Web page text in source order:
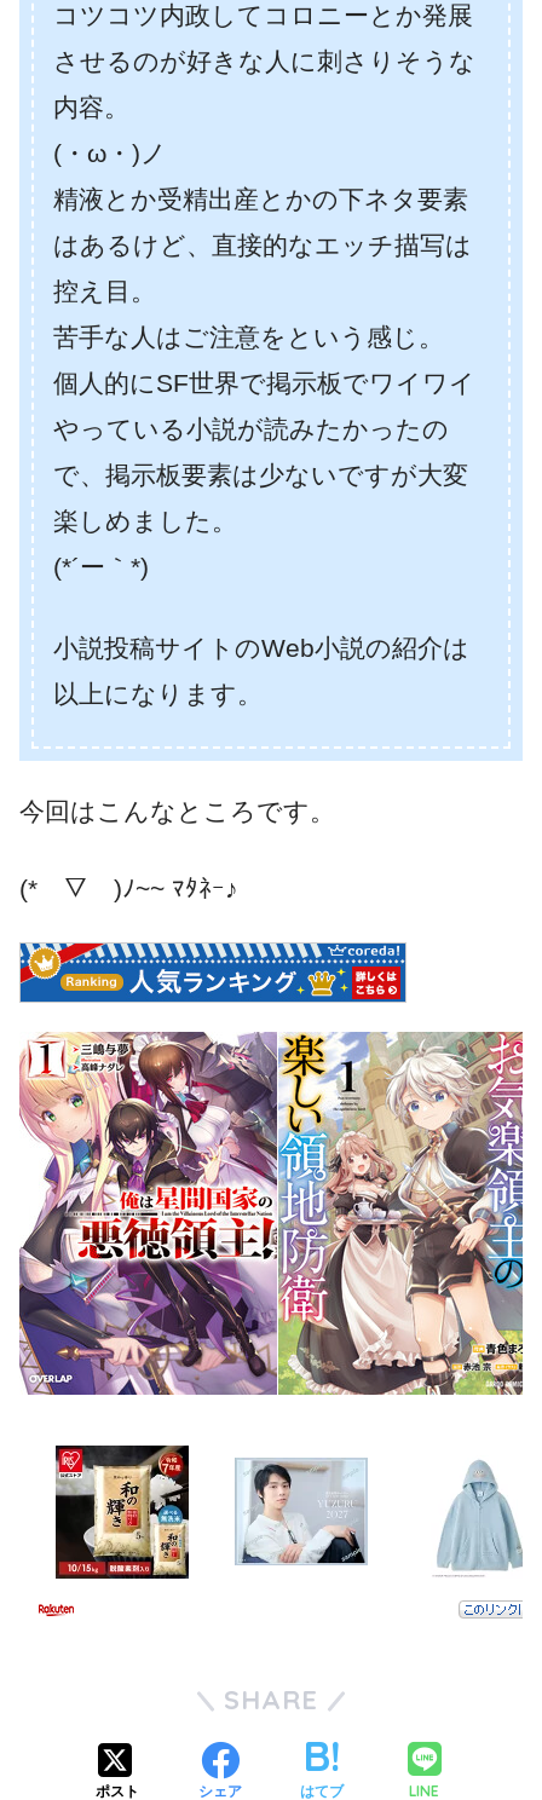
コツコツ内政してコロニーとか発展
させるのが好きな人に刺さりそうな
内容。
(・ω・)ノ
精液とか受精出産とかの下ネタ要素
はあるけど、直接的なエッチ描写は
控え目。
苦手な人はご注意をという感じ。
個人的にSF世界で掲示板でワイワイ
やっている小説が読みたかったの
で、掲示板要素は少ないですが大変
楽しめました。
(*´ー｀*)
小説投稿サイトのWeb小説の紹介は
以上になります。
今回はこんなところです。
(*￣▽￣)ﾉ~~ ﾏﾀﾈｰ♪
SHARE
ポスト シェア はてブ LINE